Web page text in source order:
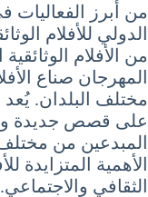
من أبرز
الدولي للأفلام
من الأفلام
المهرجان صناع
مختلف البلدان.
على قصص جديدة
المبدعين من
الأهمية المتزايدة
الثقافي والاجتماعي.